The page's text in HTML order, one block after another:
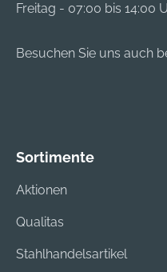
Freitag - 07:00 bis 14:00
Besuchen Sie uns auch
Sortimente
Aktionen
Qualitas
Stahlhandelsartikel